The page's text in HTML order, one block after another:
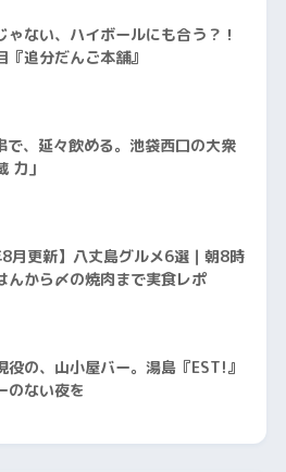
ゃない、ハイボールにも合う？！
『追分だんご本舗』
で、延々飲める。池袋西口の大衆
力」
8月更新】八丈島グルメ6選｜朝8時
んから〆の焼肉まで実食レポ
役の、山小屋バー。湯島『EST!』
のない夜を